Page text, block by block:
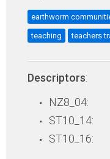
earthworm
teaching teachers
Descriptors:
NZ8_04:
ST10_14:
ST10_16: